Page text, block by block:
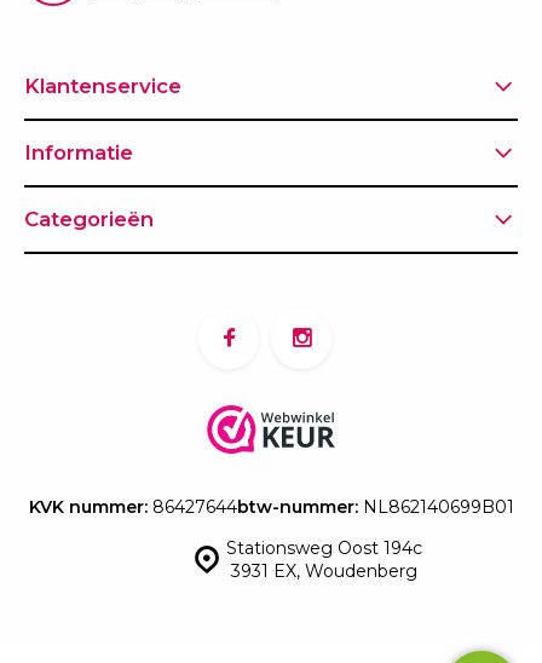
Klantenservice
Informatie
Categorieën
Stationsweg Oost 194c
3931 EX, Woudenberg
KVK nummer:86427644btw-nummer:NL862140699B01